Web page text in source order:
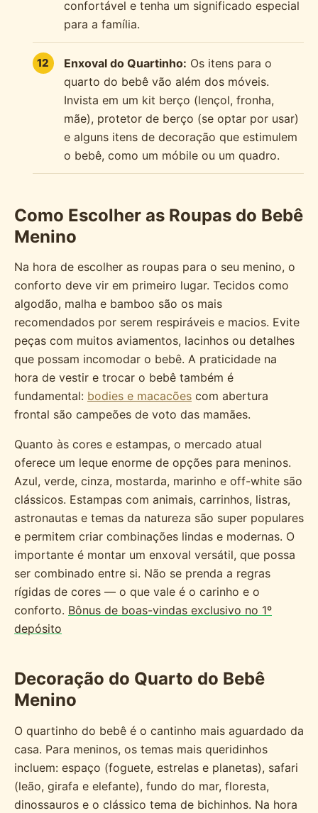
confortável e tenha um significado especial
para a família.
Enxoval do Quartinho: Os itens para o
quarto do bebê vão além dos móveis.
Invista em um kit berço (lençol, fronha,
mãe), protetor de berço (se optar por usar)
e alguns itens de decoração que estimulem
o bebê, como um móbile ou um quadro.
Como Escolher as Roupas do Bebê
Menino
Na hora de escolher as roupas para o seu menino, o
conforto deve vir em primeiro lugar. Tecidos como
algodão, malha e bamboo são os mais
recomendados por serem respiráveis e macios. Evite
peças com muitos aviamentos, lacinhos ou detalhes
que possam incomodar o bebê. A praticidade na
hora de vestir e trocar o bebê também é
fundamental: bodies e macacões com abertura
frontal são campeões de voto das mamães.
Quanto às cores e estampas, o mercado atual
oferece um leque enorme de opções para meninos.
Azul, verde, cinza, mostarda, marinho e off-white são
clássicos. Estampas com animais, carrinhos, listras,
astronautas e temas da natureza são super populares
e permitem criar combinações lindas e modernas. O
importante é montar um enxoval versátil, que possa
ser combinado entre si. Não se prenda a regras
rígidas de cores — o que vale é o carinho e o
conforto. Bônus de boas-vindas exclusivo no 1º
depósito
Decoração do Quarto do Bebê
Menino
O quartinho do bebê é o cantinho mais aguardado da
casa. Para meninos, os temas mais queridinhos
incluem: espaço (foguete, estrelas e planetas), safari
(leão, girafa e elefante), fundo do mar, floresta,
dinossauros e o clássico tema de bichinhos. Na hora